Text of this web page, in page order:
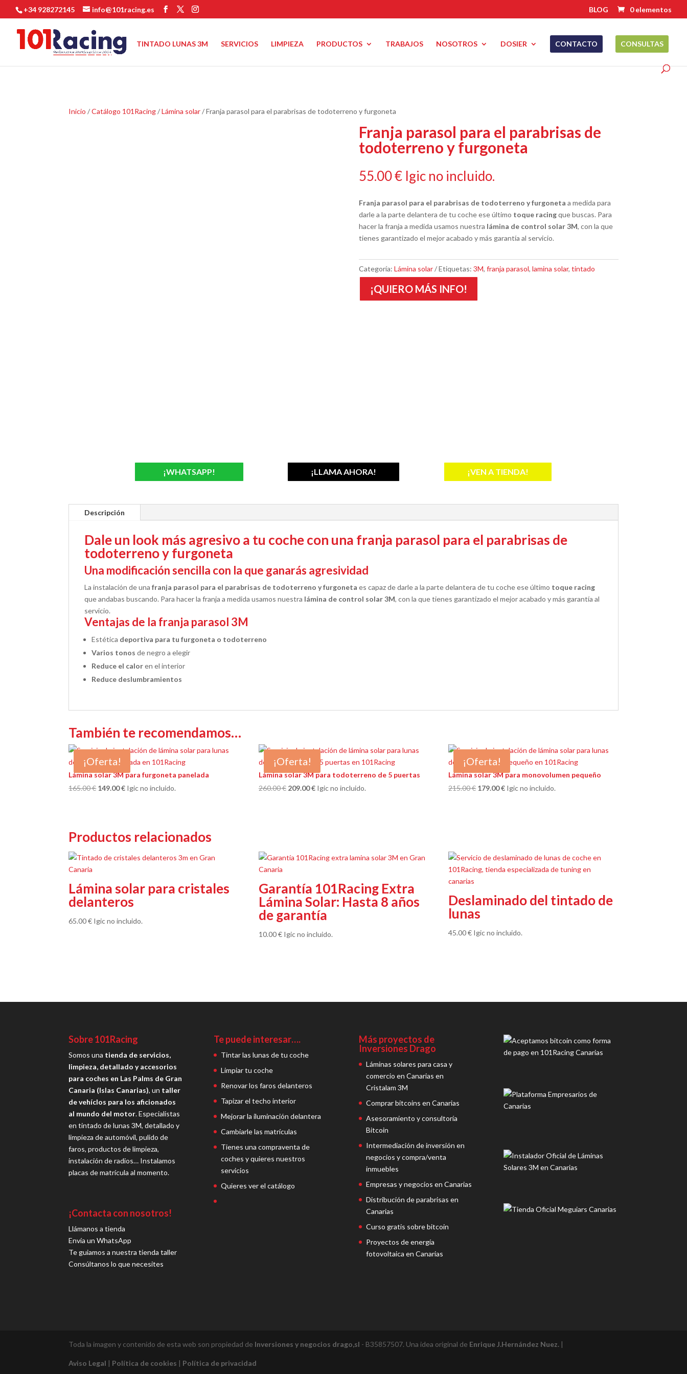
+34 928272145 info@101racing.es BLOG 0 elementos
TINTADO LUNAS 3M SERVICIOS LIMPIEZA PRODUCTOS TRABAJOS NOSOTROS DOSIER CONTACTO CONSULTAS
Inicio /Catálogo 101Racing/Lámina solar/ Franja parasol para el parabrisas de todoterreno y furgoneta
Franja parasol para el parabrisas de
todoterreno y furgoneta
55.00€ Igic no incluido.
Franja parasol para el parabrisas de todoterreno y furgoneta a medida para
darle a la parte delantera de tu coche ese último toque racingque buscas. Para
hacer la franja a medida usamos nuestra lámina de control solar 3M, con la que
tienes garantizado el mejor acabado y más garantía al servicio.
Categoría: Lámina solar Etiquetas: 3M, franja parasol, lamina solar, tintado
¡QUIERO MÁS INFO!
¡WHATSAPP! ¡LLAMA AHORA! ¡VEN A TIENDA!
Descripción
Dale un look más agresivo a tu coche con una franja parasol para el parabrisas de
todoterreno y furgoneta
Una modificación sencilla con la que ganarás agresividad
La instalación de unafranja parasol para el parabrisas de todoterreno y furgoneta es capaz de darle a la parte delantera de tu coche ese último toque racing
que andabas buscando. Para hacer la franja a medida usamos nuestra lámina de control solar 3M, con la que tienes garantizado el mejor acabado y más garantía al
servicio.
Ventajas de la franja parasol 3M
Estética deportiva para tu furgoneta o todoterreno
Varios tonos de negro a elegir
Reduce el caloren el interior
Reduce deslumbramientos
También te recomendamos…
¡Oferta!
Lámina solar 3M para furgoneta panelada
165.00€ El
165.00 €.
149.00€El
149.00 €.
Igic no incluido.
¡Oferta!
Lámina solar 3M para todoterreno de 5 puertas
260.00€ El
209.00€ElIgic no incluido.
¡Oferta!
Lámina solar 3M para monovolumen pequeño
215.00€ El
179.00€ElIgic no incluido.
Productos relacionados
Lámina solar para cristales
delanteros
65.00€ Igic no incluido.
Garantía 101Racing Extra
Lámina Solar: Hasta 8 años
de garantía
10.00€ Igic no incluido.
Deslaminado del tintado de
lunas
45.00€ Igic no incluido.
Sobre 101Racing
Somos una tienda de servicios,
limpieza, detallado y accesorios
para coches en Las Palms de Gran
Canaria (Islas Canarias), un taller
de vehíclos para los aficionados
al mundo del motor. Especialistas
en tintado de lunas 3M, detallado y
limpieza de automóvil, pulido de
faros, productos de limpieza,
instalación de radios… Instalamos
placas de matrícula al momento.
¡Contacta con nosotros!
Llámanos a tienda
Envía un WhatsApp
Te guiamos a nuestra tienda taller
Consúltanos lo que necesites
Te puede interesar….
Tintar las lunas de tu coche
Limpiar tu coche
Renovar los faros delanteros
Tapizar el techo interior
Mejorar la iluminación delantera
Cambiarle las matrículas
Tienes una compraventa de
coches y quieres nuestros
servicios
Quieres ver el catálogo
Más proyectos de
Inversiones Drago
Láminas solares para casa y
comercio en Canarias en
Cristalam 3M
Comprar bitcoins en Canarias
Asesoramiento y consultoría
Bitcoin
Intermediación de inversión en
negocios y compra/venta
inmuebles
Empresas y negocios en Canarias
Distribución de parabrisas en
Canarias
Curso gratis sobre bitcoin
Proyectos de energía
fotovoltaica en Canarias
Toda la imagen y contenido de esta web son propiedad de Inversiones y negocios drago,sl - B35857507. Una idea original de Enrique J.Hernández Nuez. |
Aviso Legal | Política de cookies | Política de privacidad